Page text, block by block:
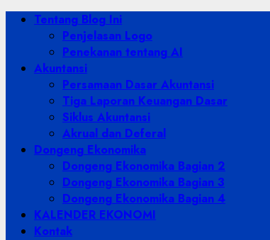
Skip
PrimaryTentang Blog Ini
Penjelasan Logo
Penekanan tentang AI
Akuntansi
Persamaan Dasar Akuntansi
Tiga Laporan Keuangan Dasar
Siklus Akuntansi
Akrual dan Deferal
Dongeng Ekonomika
Dongeng Ekonomika Bagian 2
Dongeng Ekonomika Bagian 3
Dongeng Ekonomika Bagian 4
KALENDER EKONOMI
Kontak